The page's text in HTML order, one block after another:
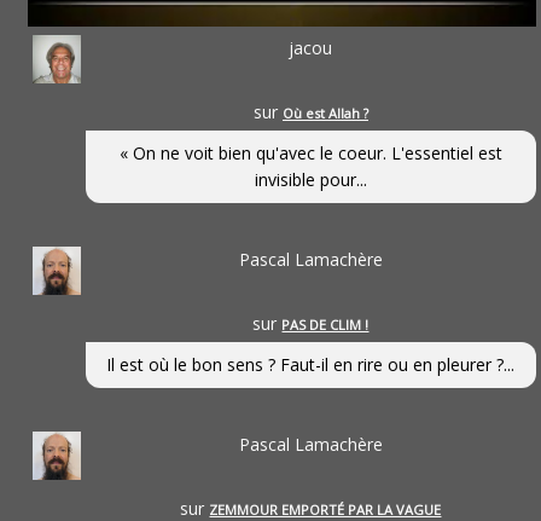
jacou
sur Où est Allah ?
« On ne voit bien qu'avec le coeur. L'essentiel est
invisible pour...
Pascal Lamachère
sur PAS DE CLIM !
Il est où le bon sens ? Faut-il en rire ou en pleurer ?...
Pascal Lamachère
sur ZEMMOUR EMPORTÉ PAR LA VAGUE